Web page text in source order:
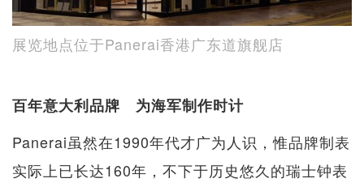
展览地点位于Panerai香港广东道旗舰店
百年意大利品牌 为海军制作时计
Panerai虽然在1990年代才广为人识，惟品牌制表
实际上已长达160年，不下于历史悠久的瑞士钟表